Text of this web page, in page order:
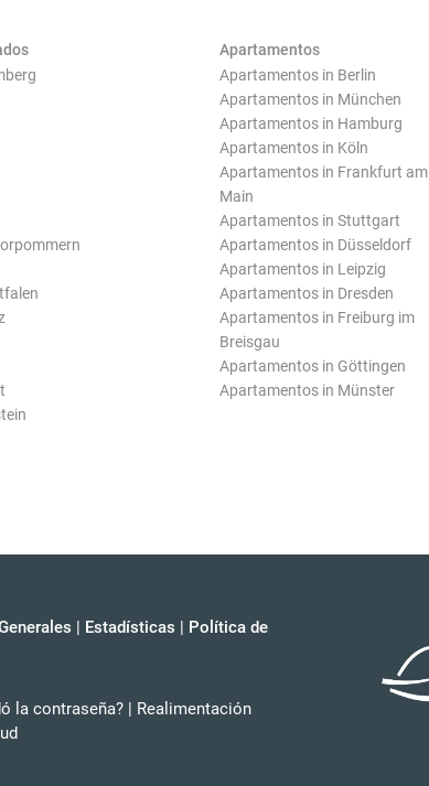
Apartamentos
Apartamentos in Berlin
Apartamentos in München
Apartamentos in Hamburg
Apartamentos in Köln
Apartamentos in Frankfurt am
Main
Apartamentos in Stuttgart
Apartamentos in Düsseldorf
Apartamentos in Leipzig
Apartamentos in Dresden
Apartamentos in Freiburg im
Breisgau
Apartamentos in Göttingen
Apartamentos in Münster
| Estadísticas | Política de
la contraseña? | Realimentación